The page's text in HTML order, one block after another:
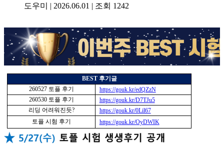
도우미 | 2026.06.01 | 조회 1242
BEST 후기글
260527 토플 후기
https://gouk.kr/edQZzN
260530 토플 후기
https://gouk.kr/D7TJu5
리딩 어려워진듯?
https://gouk.kr/0Lil67
토플 시험 후기
https://gouk.kr/OyDWIK